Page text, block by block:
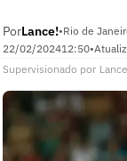
PorLance!•Rio de
22/02/202412:50•
Supervisionado por